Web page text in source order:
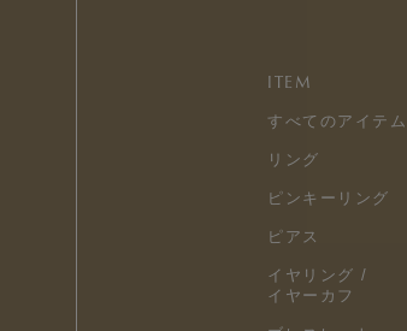
ITEM
すべてのアイテム
リング
ピンキーリング
ピアス
イヤリング /
イヤーカフ